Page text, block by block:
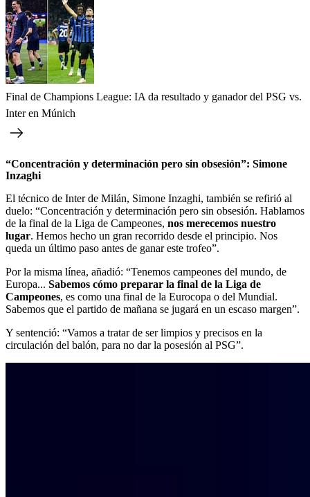
Final de Champions League: IA da resultado y ganador del PSG vs.
Inter en Múnich
“Concentración y determinación pero sin obsesión”: Simone
Inzaghi
El técnico de Inter de Milán, Simone Inzaghi, también se refirió al
duelo: “Concentración y determinación pero sin obsesión. Hablamos
de la final de la Liga de Campeones, nos merecemos nuestro
lugar. Hemos hecho un gran recorrido desde el principio. Nos
queda un último paso antes de ganar este trofeo”.
Por la misma línea, añadió: “Tenemos campeones del mundo, de
Europa... Sabemos cómo preparar la final de la Liga de
Campeones, es como una final de la Eurocopa o del Mundial.
Sabemos que el partido de mañana se jugará en un escaso margen”.
Y sentenció: “Vamos a tratar de ser limpios y precisos en la
circulación del balón, para no dar la posesión al PSG”.